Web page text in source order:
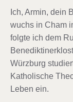
Ich, Armin, dein
wuchs in Cham
folgte ich dem
Würzburg
Katholische
Leben ein.